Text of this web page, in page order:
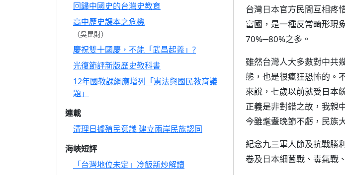
回歸中國史的台灣史教育
高中歷史課本之危機
（吳昆財）
慶祝雙十國慶，不能「武昌起義」?
光復節評新版歷史教科書
12年國教課綱應增列「憲法與國民教育議
題」
連載
清理日據殖民意識 建立兩岸民族認同
海峽短評
「台灣地位未定」冷飯新炒解讀
台灣日本官方民間互相疼
富國，是一種反常畸形現
70%─80%之多。
雖然台灣人大多數對中共
態，也是很瘋狂恐怖的。
來說，七歲以前就受日本
正義是非對錯之故，我親
今雖耄耋晚節不虧，民族
紀念九三軍人節及抗戰勝
卷及日本細菌戰、毒氣戰